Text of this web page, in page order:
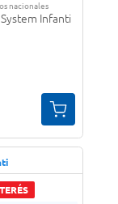
nacionales
Infanti